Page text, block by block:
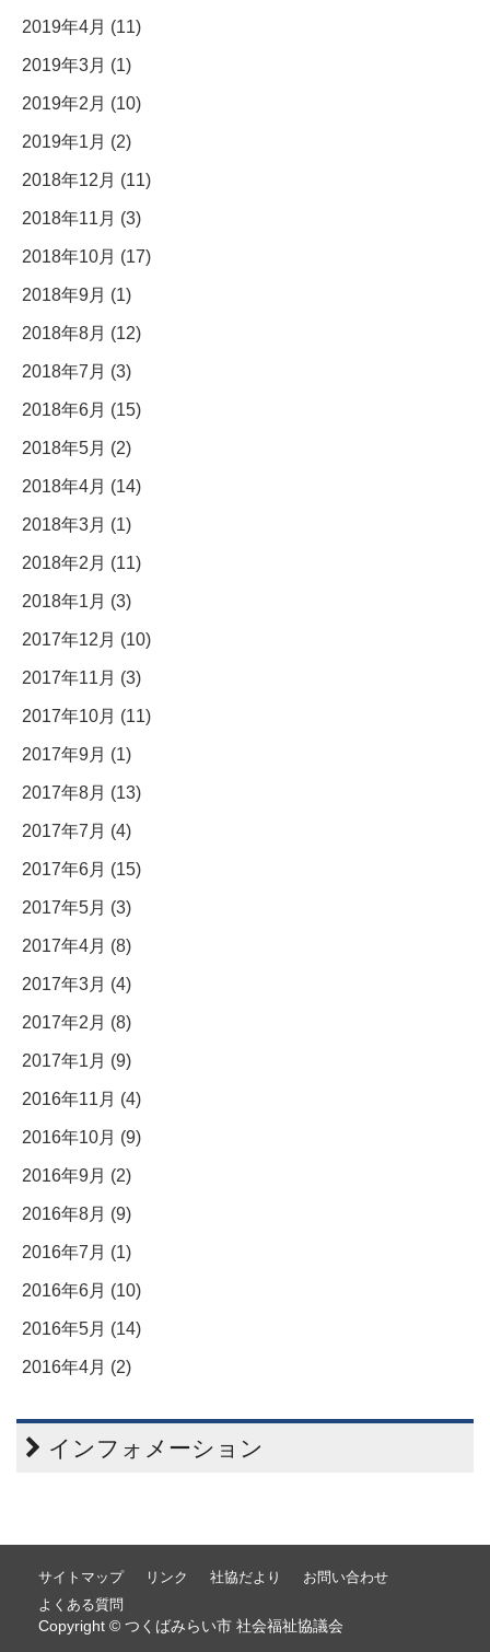
2019年4月 (11)
2019年3月 (1)
2019年2月 (10)
2019年1月 (2)
2018年12月 (11)
2018年11月 (3)
2018年10月 (17)
2018年9月 (1)
2018年8月 (12)
2018年7月 (3)
2018年6月 (15)
2018年5月 (2)
2018年4月 (14)
2018年3月 (1)
2018年2月 (11)
2018年1月 (3)
2017年12月 (10)
2017年11月 (3)
2017年10月 (11)
2017年9月 (1)
2017年8月 (13)
2017年7月 (4)
2017年6月 (15)
2017年5月 (3)
2017年4月 (8)
2017年3月 (4)
2017年2月 (8)
2017年1月 (9)
2016年11月 (4)
2016年10月 (9)
2016年9月 (2)
2016年8月 (9)
2016年7月 (1)
2016年6月 (10)
2016年5月 (14)
2016年4月 (2)
インフォメーション
サイトマップ リンク 社協だより
お問い合わせ
よくある質問
Copyright © つくばみらい市 社会福祉協議会